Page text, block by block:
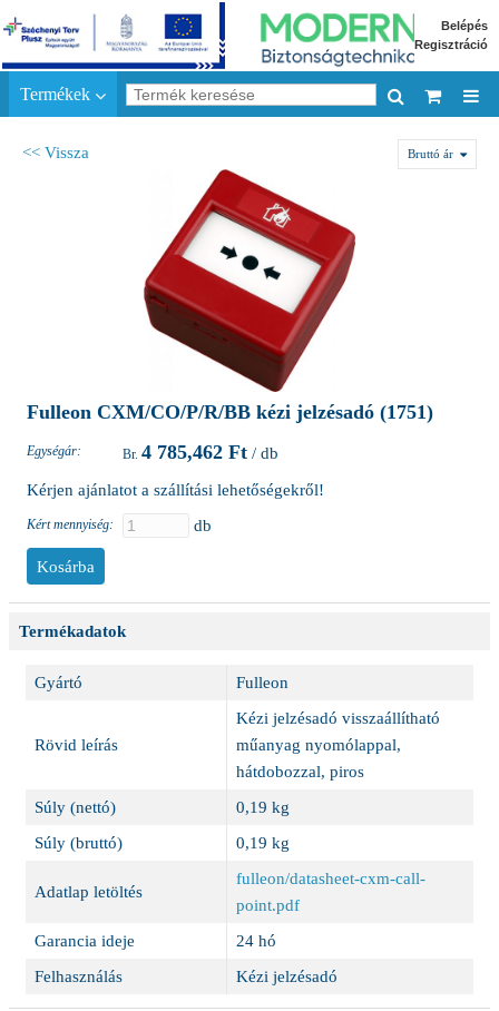
Belépés
Regisztráció
Termékek
<< Vissza Bruttó ár
Fulleon CXM/CO/P/R/BB kézi jelzésadó (1751)
Egységár: 4 785,462 Ft / db
Kérjen ajánlatot a szállítási lehetőségekről!
Kért mennyiség: db
Termékadatok
Gyártó Fulleon
Rövid leírás
Kézi jelzésadó visszaállítható
műanyag nyomólappal,
hátdobozzal, piros
Súly (nettó)
0,19 kg
Súly (bruttó)
0,19 kg
Adatlap letöltés
fulleon/datasheet-cxm-call-
point.pdf
Garancia ideje
24 hó
Felhasználás
Kézi jelzésadó